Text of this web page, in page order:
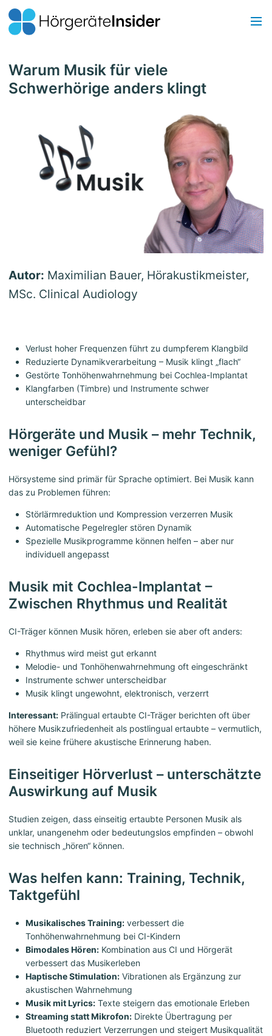
Warum Musik für viele
Schwerhörige anders klingt
Autor: Maximilian Bauer, Hörakustikmeister,
MSc. Clinical Audiology
Verlust hoher Frequenzen führt zu dumpferem Klangbild
Reduzierte Dynamikverarbeitung – Musik klingt „flach“
Gestörte Tonhöhenwahrnehmung bei Cochlea-Implantat
Klangfarben (Timbre) und Instrumente schwer
unterscheidbar
Hörgeräte und Musik – mehr Technik,
weniger Gefühl?
Hörsysteme sind primär für Sprache optimiert. Bei Musik kann
das zu Problemen führen:
Störlärmreduktion und Kompression verzerren Musik
Automatische Pegelregler stören Dynamik
Spezielle Musikprogramme können helfen – aber nur
individuell angepasst
Musik mit Cochlea-Implantat –
Zwischen Rhythmus und Realität
CI-Träger können Musik hören, erleben sie aber oft anders:
Rhythmus wird meist gut erkannt
Melodie- und Tonhöhenwahrnehmung oft eingeschränkt
Instrumente schwer unterscheidbar
Musik klingt ungewohnt, elektronisch, verzerrt
Interessant: Prälingual ertaubte CI-Träger berichten oft über
höhere Musikzufriedenheit als postlingual ertaubte – vermutlich,
weil sie keine frühere akustische Erinnerung haben.
Einseitiger Hörverlust – unterschätzte
Auswirkung auf Musik
Studien zeigen, dass einseitig ertaubte Personen Musik als
unklar, unangenehm oder bedeutungslos empfinden – obwohl
sie technisch „hören“ können.
Was helfen kann: Training, Technik,
Taktgefühl
Musikalisches Training: verbessert die
Tonhöhenwahrnehmung bei CI-Kindern
Bimodales Hören: Kombination aus CI und Hörgerät
verbessert das Musikerleben
Haptische Stimulation: Vibrationen als Ergänzung zur
akustischen Wahrnehmung
Musik mit Lyrics: Texte steigern das emotionale Erleben
Streaming statt Mikrofon: Direkte Übertragung per
Bluetooth reduziert Verzerrungen und steigert Musikqualität